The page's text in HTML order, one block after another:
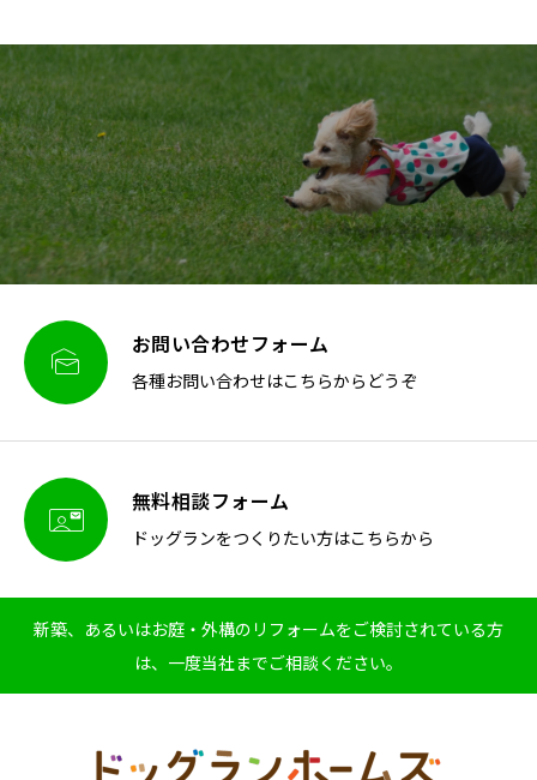
 お問い合わせフォーム
各種お問い合わせはこちらからどうぞ
 無料相談フォーム
ドッグランをつくりたい方はこちらから
新築、あるいはお庭・外構のリフォームをご検討されている方
は、一度当社までご相談ください。